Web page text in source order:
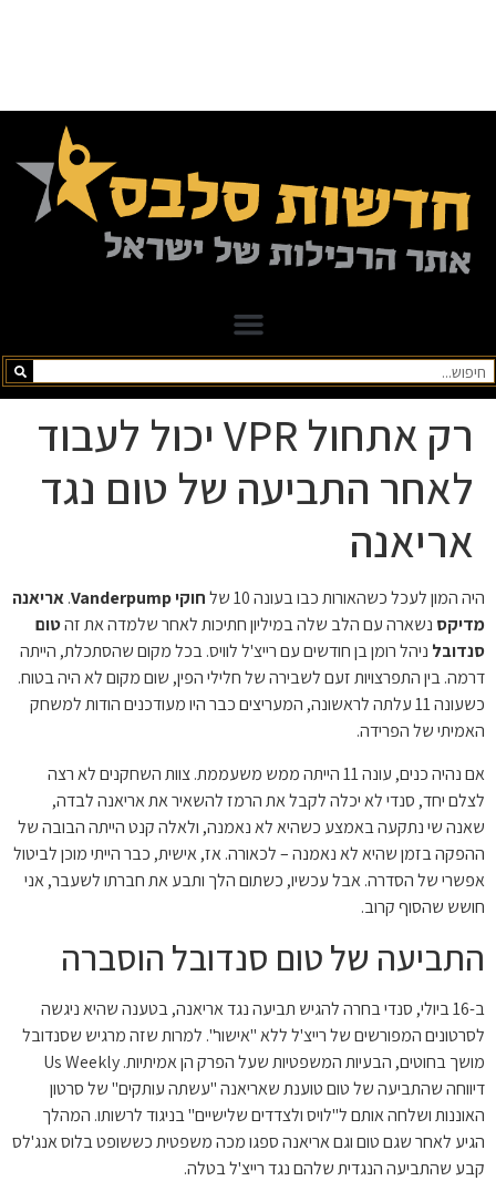
רק אתחול VPR יכול לעבוד
לאחר התביעה של טום נגד
אריאנה
היה המון לעכל כשהאורות כבו בעונה 10 של חוקי Vanderpump .אריאנה
מדיקס נשארה עם הלב שלה במיליון חתיכות לאחר שלמדה את זהטום
סנדובל ניהל רומן בן חודשים עם רייצ'ל לוויס. בכל מקום שהסתכלת, הייתה
דרמה. בין התפרצויות זעם לשבירה של חלילי הפין, שום מקום לא היה בטוח.
כשעונה 11 עלתה לראשונה, המעריצים כבר היו מעודכנים הודות למשחק
האמיתי של הפרידה.
אם נהיה כנים, עונה 11 הייתה ממש משעממת. צוות השחקנים לא רצה
לצלם יחד, סנדי לא יכלה לקבל את הרמז להשאיר את אריאנה לבדה,
שאנה שי נתקעה באמצע כשהיא לא נאמנה, ולאלה קנט הייתה הבובה של
ההפקה בזמן שהיא לא נאמנה – לכאורה. אז, אישית, כבר הייתי מוכן לביטול
אפשרי של הסדרה. אבל עכשיו, כשתום הלך ותבע את חברתו לשעבר, אני
חושש שהסוף קרוב.
התביעה של טום סנדובל הוסברה
ב-16 ביולי, סנדי בחרה להגיש תביעה נגד אריאנה, בטענה שהיא ניגשה
לסרטונים המפורשים של רייצ'ל ללא "אישור". למרות שזה מרגיש שסנדובל
מושך בחוטים, הבעיות המשפטיות שעל הפרק הן אמיתיות. Us Weekly
דיווחה שהתביעה של טום טוענת שאריאנה "עשתה עותקים" של סרטון
האוננות ושלחה אותם ל"לויס ולצדדים שלישיים" בניגוד לרשותו. המהלך
הגיע לאחר שגם טום וגם אריאנה ספגו מכה משפטית כששופט בלוס אנג'לס
קבע שהתביעה הנגדית שלהם נגד רייצ'ל בטלה.